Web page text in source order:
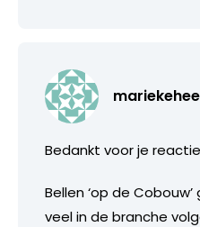
Bedankt voor je
Bellen ‘op de
veel in de branche